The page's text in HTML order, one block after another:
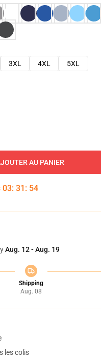
3XL 4XL
5XL
AU PANIER
03: 31 : 53
Aug. 12 - Aug. 19
Shipping
Aug. 08
les colis